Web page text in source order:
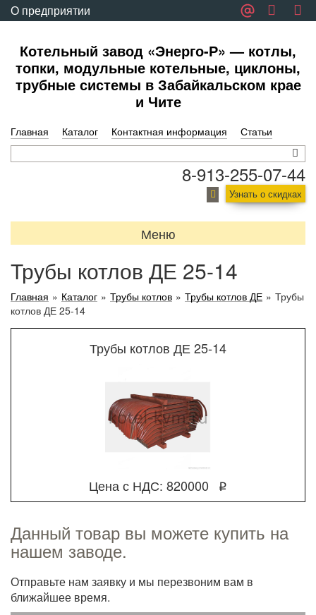
О предприятии
Котельный завод «Энерго-Р» — котлы,
топки, модульные котельные, циклоны,
трубные системы в Забайкальском крае
и Чите
Главная Каталог Контактная информация Статьи
8-913-255-07-44
Узнать о скидках
Меню
Трубы котлов ДЕ 25-14
Главная » Каталог » Трубы котлов » Трубы котлов ДЕ » Трубы
котлов ДЕ 25-14
Трубы котлов ДЕ 25-14
Цена с НДС: 820000 q
Данный товар вы можете купить на
нашем заводе.
Отправьте нам заявку и мы перезвоним вам в
ближайшее время.